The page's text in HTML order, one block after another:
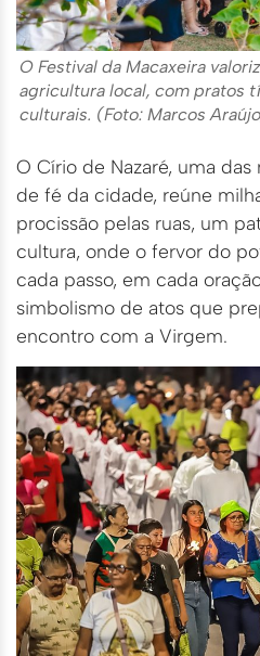
O Festival da Macaxeira
agricultura local, com pratos
culturais. (Foto: Marcos
O Círio de Nazaré, uma
de fé da cidade, reúne
procissão pelas ruas, um
cultura, onde o fervor do
cada passo, em cada
simbolismo de atos que
encontro com a Virgem.